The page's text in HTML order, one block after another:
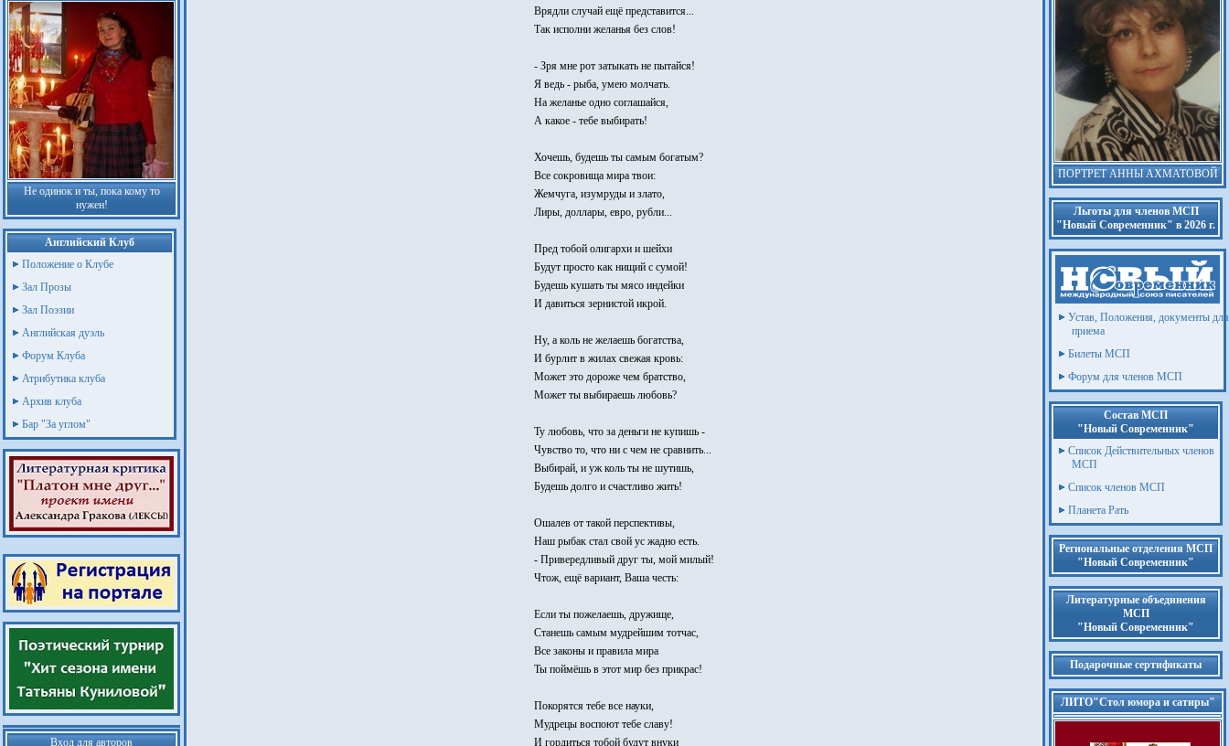
Не одинок и ты, пока кому то
нужен!
Английский Клуб
Положение о Клубе
Зал Прозы
Зал Поэзии
Английская дуэль
Форум Клуба
Атрибутика клуба
Архив клуба
Бар "За углом"
Вход для авторов
Врядли случай ещё представится...
Так исполни желанья без слов!
- Зря мне рот затыкать не пытайся!
Я ведь - рыба, умею молчать.
На желанье одно соглашайся,
А какое - тебе выбирать!
Хочешь, будешь ты самым богатым?
Все сокровища мира твои:
Жемчуга, изумруды и злато,
Лиры, доллары, евро, рубли...
Пред тобой олигархи и шейхи
Будут просто как нищий с сумой!
Будешь кушать ты мясо индейки
И давиться зернистой икрой.
Ну, а коль не желаешь богатства,
И бурлит в жилах свежая кровь:
Может это дороже чем братство,
Может ты выбираешь любовь?
Ту любовь, что за деньги не купишь -
Чувство то, что ни с чем не сравнить...
Выбирай, и уж коль ты не шутишь,
Будешь долго и счастливо жить!
Ошалев от такой перспективы,
Наш рыбак стал свой ус жадно есть.
- Привередливый друг ты, мой милый!
Чтож, ещё вариант, Ваша честь:
Если ты пожелаешь, дружище,
Станешь самым мудрейшим тотчас,
Все законы и правила мира
Ты поймёшь в этот мир без прикрас!
Покорятся тебе все науки,
Мудрецы воспоют тебе славу!
И гордиться тобой будут внуки
ПОРТРЕТ АННЫ АХМАТОВОЙ
Льготы для членов МСП
"Новый Современник" в 2026 г.
Устав, Положения, документы для
приема
Билеты МСП
Форум для членов МСП
Состав МСП
"Новый Современник"
Список Действительных членов
МСП
Список членов МСП
Планета Рать
Региональные отделения МСП
"Новый Современник"
Литературные объединения
МСП
"Новый Современник"
Подарочные сертификаты
ЛИТО"Стол юмора и сатиры"